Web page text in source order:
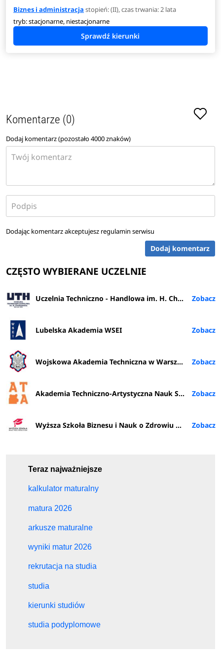
Biznes i administracja stopień: (II), czas trwania: 2 lata
tryb: stacjonarne, niestacjonarne
Specjalności na kierunku biznes i administracja
Komentarze (0)
Dodaj komentarz (pozostało4000znaków)
Dodając komentarz akceptujesz regulamin serwisu
Dodaj komentarz
CZĘSTO WYBIERANE UCZELNIE
Uczelnia Techniczno - Handlowa im. H. Chodkowskiej w Warszawie
Lubelska Akademia WSEI
Wojskowa Akademia Techniczna w Warszawie
Akademia Techniczno-Artystyczna Nauk Stosowanych w Warszawie
Wyższa Szkoła Biznesu i Nauk o Zdrowiu w Łodzi
Teraz najważniejsze
kalkulator maturalny
matura 2026
arkusze maturalne
wyniki matur 2026
rekrutacja na studia
studia
kierunki studiów
studia podyplomowe